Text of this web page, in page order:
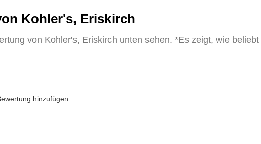
Kohler's, Eriskirch
von Kohler's, Eriskirch unten sehen. *Es zeigt, wie beliebt
hinzufügen